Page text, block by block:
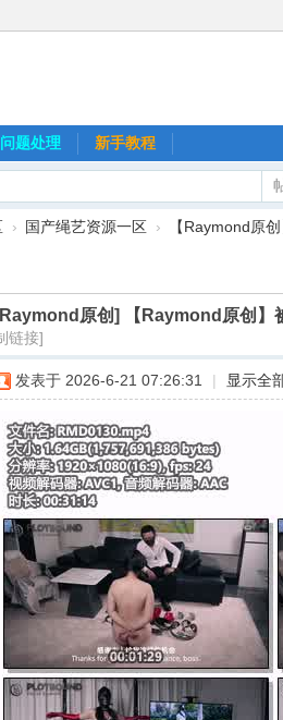
问题处理 新手教程
› 国产绳艺资源一区 › 【Raymond原
原创] 【Raymond原创】
链接]
发表于 2026-6-21 07:26:31 显示全